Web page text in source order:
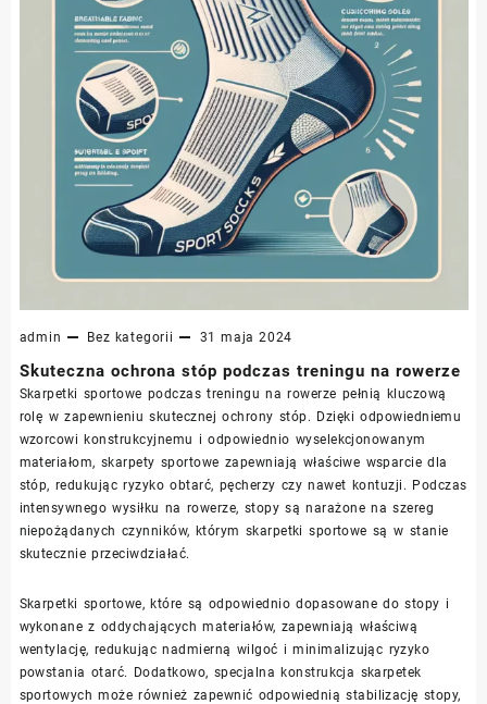
admin Bez kategorii 31 maja 2024
Skuteczna ochrona stóp podczas treningu na rowerze
Skarpetki sportowe podczas treningu na rowerze pełnią kluczową
rolę w zapewnieniu skutecznej ochrony stóp. Dzięki odpowiedniemu
wzorcowi konstrukcyjnemu i odpowiednio wyselekcjonowanym
materiałom, skarpety sportowe zapewniają właściwe wsparcie dla
stóp, redukując ryzyko obtarć, pęcherzy czy nawet kontuzji. Podczas
intensywnego wysiłku na rowerze, stopy są narażone na szereg
niepożądanych czynników, którym skarpetki sportowe są w stanie
skutecznie przeciwdziałać.
Skarpetki sportowe, które są odpowiednio dopasowane do stopy i
wykonane z oddychających materiałów, zapewniają właściwą
wentylację, redukując nadmierną wilgoć i minimalizując ryzyko
powstania otarć. Dodatkowo, specjalna konstrukcja skarpetek
sportowych może również zapewnić odpowiednią stabilizację stopy,